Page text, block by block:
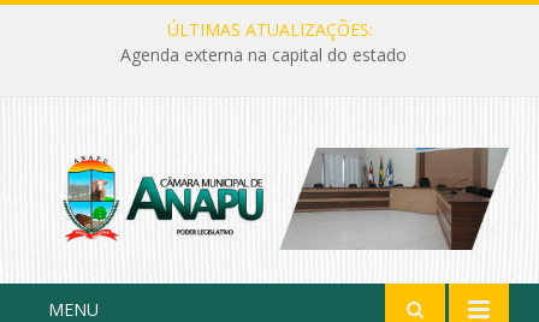
ÚLTIMAS ATUALIZAÇÕES:
Agenda externa na capital do estado
MENU